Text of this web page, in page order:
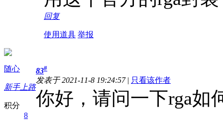
回复
使用道具 举报
随心
新手上路
积分
8
83#
发表于 2021-11-8 19:24:57 | 只看该作者
你好，请问一下rga如